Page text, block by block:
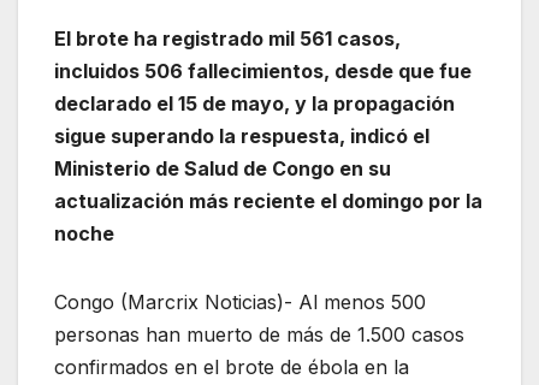
El brote ha registrado mil 561 casos,
incluidos 506 fallecimientos, desde que fue
declarado el 15 de mayo, y la propagación
sigue superando la respuesta, indicó el
Ministerio de Salud de Congo en su
actualización más reciente el domingo por la
noche
Congo (Marcrix Noticias)- Al menos 500
personas han muerto de más de 1.500 casos
confirmados en el brote de ébola en la